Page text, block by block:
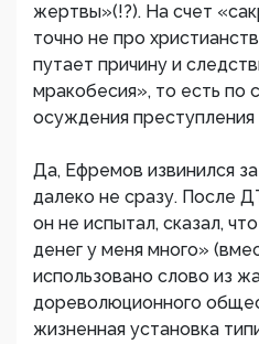
жертвы»(!?). На счет
точно не про
путает причину и
мракобесия», то есть по
осуждения
Да, Ефремов извинился
далеко не сразу. После
он не испытал, сказал,
денег у меня много»
использовано слово из
дореволюционного
жизненная установка